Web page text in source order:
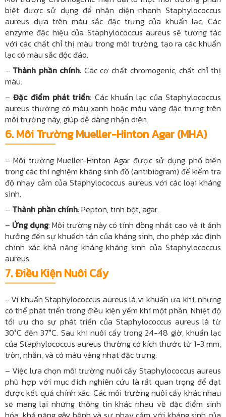
biệt được sử dụng để nhận diện nhanh Staphylococcus
aureus dựa trên màu sắc đặc trưng của khuẩn lạc. Các
enzyme đặc hiệu của Staphylococcus aureus sẽ tương tác
với các chất chỉ thị màu trong môi trường, tạo ra các khuẩn
lạc có màu sắc độc đáo.
– Thành phần chính: Các cơ chất chromogenic, chất chỉ thị
màu.
–Đặc điểm phát triển: Các khuẩn lạc của Staphylococcus
aureus thường có màu xanh hoặc màu vàng đặc trưng trên
môi trường này, giúp dễ dàng nhận diện.
6.Môi Trường Mueller-Hinton Agar (MHA)
– Môi trường Mueller-Hinton Agar được sử dụng phổ biến
trong các thí nghiệm kháng sinh đồ (antibiogram) để kiểm tra
độ nhạy cảm của Staphylococcus aureus với các loại kháng
sinh.
– Thành phần chính: Pepton, tinh bột, agar.
– Ứng dụng: Môi trường này có tính đồng nhất cao và ít ảnh
hưởng đến sự khuếch tán của kháng sinh, cho phép xác định
chính xác khả năng kháng kháng sinh của Staphylococcus
aureus.
7.Điều Kiện Nuôi Cấy
- Vi khuẩn Staphylococcus aureus là vi khuẩn ưa khí, nhưng
có thể phát triển trong điều kiện yếm khí một phần. Nhiệt độ
tối ưu cho sự phát triển của Staphylococcus aureus là từ
30°C đến 37°C. Sau khi nuôi cấy trong 24-48 giờ, khuẩn lạc
của Staphylococcus aureus thường có kích thước từ 1-3 mm,
tròn, nhẵn, và có màu vàng nhạt đặc trưng.
– Việc lựa chọn môi trường nuôi cấy Staphylococcus aureus
phù hợp với mục đích nghiên cứu là rất quan trọng để đạt
được kết quả chính xác. Các môi trường nuôi cấy khác nhau
sẽ mang lại những thông tin khác nhau về đặc điểm sinh